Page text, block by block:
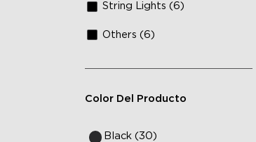
String Lights (6)
Others (6)
Color Del Producto
Black (30)